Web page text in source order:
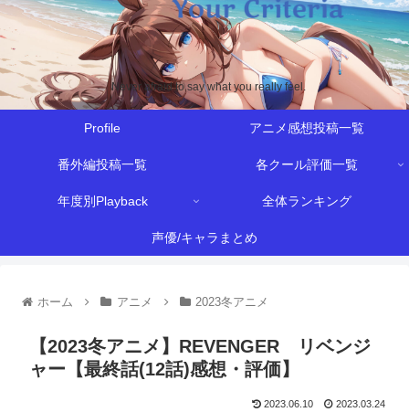
Never afraid to say what you really feel.
Profile アニメ感想投稿一覧
番外編投稿一覧 各クール評価一覧
年度別Playback 全体ランキング
声優/キャラまとめ
ホーム アニメ 2023冬アニメ
【2023冬アニメ】REVENGER リベンジ
ャー【最終話(12話)感想・評価】
2023.06.10 2023.03.24